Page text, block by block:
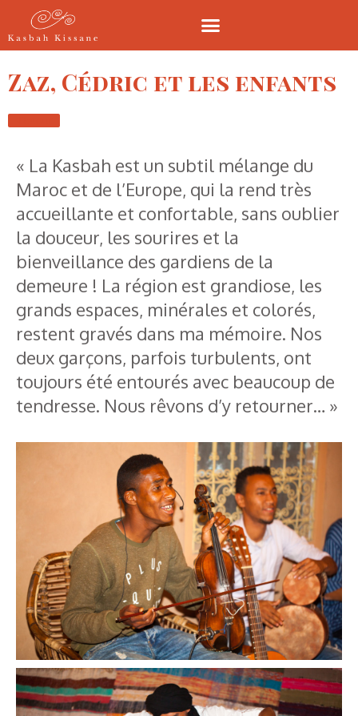
Zaz, Cédric et les enfants
« La Kasbah est un subtil mélange du
Maroc et de l’Europe, qui la rend très
accueillante et confortable, sans oublier
la douceur, les sourires et la
bienveillance des gardiens de la
demeure ! La région est grandiose, les
grands espaces, minérales et colorés,
restent gravés dans ma mémoire. Nos
deux garçons, parfois turbulents, ont
toujours été entourés avec beaucoup de
tendresse. Nous rêvons d’y retourner… »